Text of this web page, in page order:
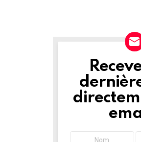
NEWSLETTER